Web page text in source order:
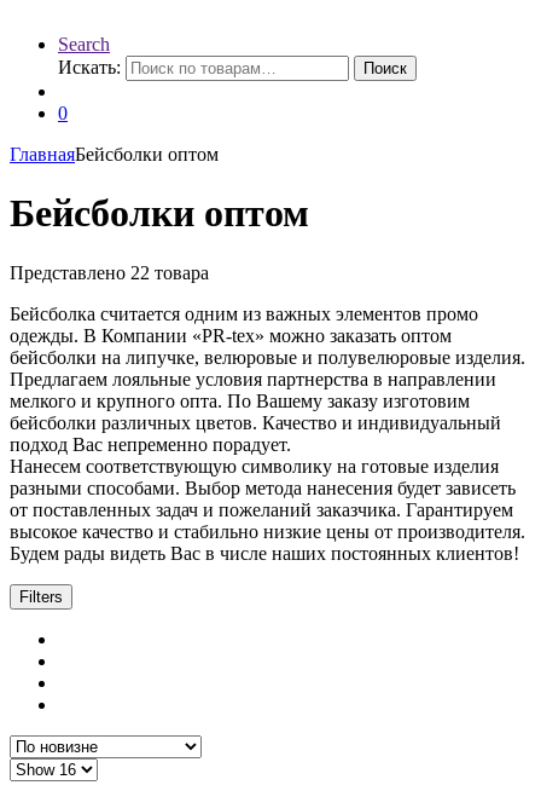
Search
Искать:
Поиск
0
ГлавнаяБейсболки оптом
Бейсболки оптом
Представлено 22 товара
Бейсболка считается одним из важных элементов промо
одежды. В Компании «PR-tex» можно заказать оптом
бейсболки на липучке, велюровые и полувелюровые изделия.
Предлагаем лояльные условия партнерства в направлении
мелкого и крупного опта. По Вашему заказу изготовим
бейсболки различных цветов. Качество и индивидуальный
подход Вас непременно порадует.
Нанесем соответствующую символику на готовые изделия
разными способами. Выбор метода нанесения будет зависеть
от поставленных задач и пожеланий заказчика. Гарантируем
высокое качество и стабильно низкие цены от производителя.
Будем рады видеть Вас в числе наших постоянных клиентов!
Filters